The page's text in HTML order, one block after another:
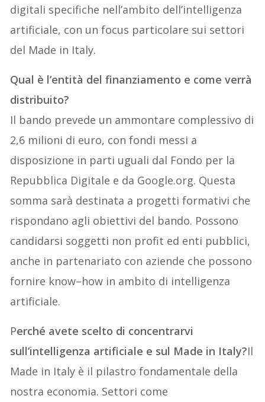
digitali specifiche nell’ambito dell’intelligenza
artificiale, con un focus particolare sui settori
del Made in Italy.
Qual è l’entità del finanziamento e come verrà
distribuito?
Il bando prevede un ammontare complessivo di
2,6 milioni di euro, con fondi messi a
disposizione in parti uguali dal Fondo per la
Repubblica Digitale e da Google.org. Questa
somma sarà destinata a progetti formativi che
rispondano agli obiettivi del bando. Possono
candidarsi soggetti non profit ed enti pubblici,
anche in partenariato con aziende che possono
fornire know–how in ambito di intelligenza
artificiale.
Perché avete scelto di concentrarvi
sull’intelligenza artificiale e sul Made in Italy?Il
Made in Italy è il pilastro fondamentale della
nostra economia. Settori come